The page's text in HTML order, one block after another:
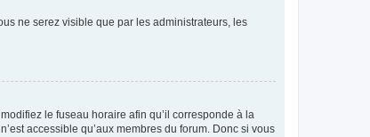
ne serez visible que par les administrateurs, les
le fuseau horaire afin qu’il corresponde à la
accessible qu’aux membres du forum. Donc si vous